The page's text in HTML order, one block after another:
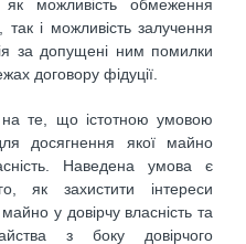
можливість обмеження
так і можливість залучення
за допущені ним помилки
договору фідуції.
на те, що істотною умовою
досягнення якої майно
Наведена умова є
як захистити інтереси
у довірчу власність та
з боку довірчого